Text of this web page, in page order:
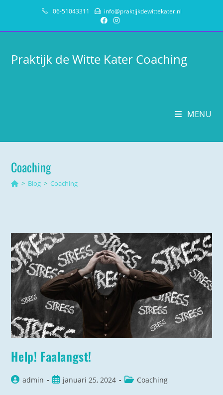
06-51043311 info@praktijkdewittekater.nl
Praktijk de Witte Kater Coaching
MENU
Coaching
> Blog > Coaching
Help! Faalangst!
Bericht
admin
Berichtjanuari 25, 2024 Berichtcategorie:
Coaching